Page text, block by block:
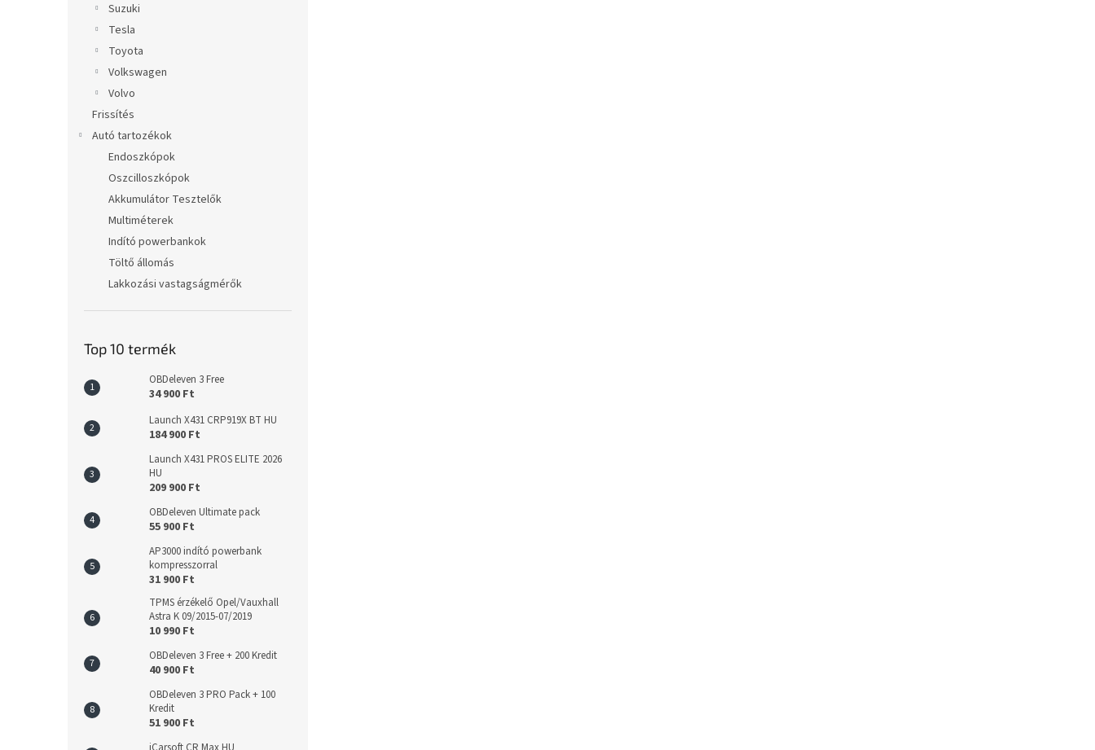
Suzuki
Tesla
Toyota
Volkswagen
Volvo
Frissítés
Autó tartozékok
Endoszkópok
Oszcilloszkópok
Akkumulátor Tesztelők
Multiméterek
Indító powerbankok
Töltő állomás
Lakkozási vastagságmérők
Top 10 termék
OBDeleven 3 Free
34 900 Ft
Launch X431 CRP919X BT HU
184 900 Ft
Launch X431 PROS ELITE 2026
HU
209 900 Ft
OBDeleven Ultimate pack
55 900 Ft
AP3000 indító powerbank
kompresszorral
31 900 Ft
TPMS érzékelő Opel/Vauxhall
Astra K 09/2015-07/2019
10 990 Ft
OBDeleven 3 Free + 200 Kredit
40 900 Ft
OBDeleven 3 PRO Pack + 100
Kredit
51 900 Ft